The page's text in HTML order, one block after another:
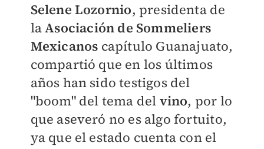
Selene Lozornio, presidenta de
laAsociación de Sommeliers
Mexicanos capítulo Guanajuato,
compartió que en los últimos
años han sido testigos del
"boom" del tema del vino, por lo
que aseveró no es algo fortuito,
ya que el estado cuenta con el